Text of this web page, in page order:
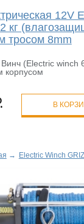
12V
кг
тросом 8mm
(Electric winch
корпусом
В
→ Electric Winch